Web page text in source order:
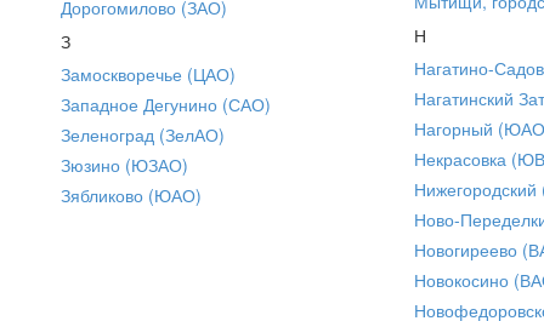
Дорогомилово (ЗАО)
З
Замоскворечье (ЦАО)
Западное Дегунино (САО)
Зеленоград (ЗелАО)
Зюзино (ЮЗАО)
Зябликово (ЮАО)
Н
Нагатино-
Нагатинский
Нагорный
Некрасовка
Ново-
Новогиреево
Новокосино